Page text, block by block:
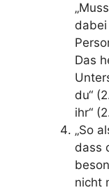
Das
du“
ihr“
„So
dass
nicht